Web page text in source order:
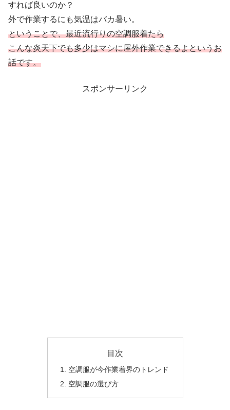
すれば良いのか？
外で作業するにも気温はバカ暑い。
ということで、最近流行りの空調服着たら
こんな炎天下でも多少はマシに屋外作業できるよというお
話です。
スポンサーリンク
目次
空調服が今作業着界のトレンド
空調服の選び方